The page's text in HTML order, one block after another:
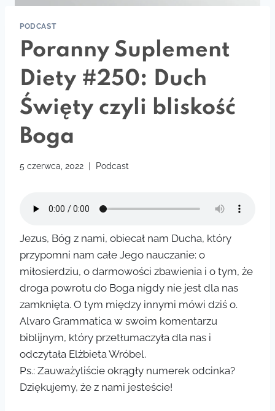
PODCAST
Poranny Suplement
Diety #250: Duch
Święty czyli bliskość
Boga
5 czerwca, 2022 Podcast
Jezus, Bóg z nami, obiecał nam Ducha, który
przypomni nam całe Jego nauczanie: o
miłosierdziu, o darmowości zbawienia i o tym, że
droga powrotu do Boga nigdy nie jest dla nas
zamknięta. O tym między innymi mówi dziś o.
Alvaro Grammatica w swoim komentarzu
biblijnym, który przetłumaczyła dla nas i
odczytała Elżbieta Wróbel.
Ps.: Zauważyliście okrągły numerek odcinka?
Dziękujemy, że z nami jesteście!